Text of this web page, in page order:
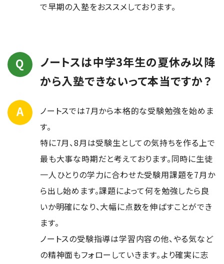
で早期の入塾をおススメしております。
ノートスは中学3年生の夏休み以降
から入塾できないって本当ですか？
ノートスでは7月から本格的な受験勉強を始めま
す。
特に7月、8月は受験生としての気持ちを作る上で
最も大事な時期だと考えております。同時に生徒
一人ひとりの学力に合わせた受験用課題を7月か
ら出し始めます。課題によって何を勉強したら良
いか明確になり、大幅に点数を伸ばすことができ
ます。
ノートスの受験指導は学習内容の他、やる気など
の精神面もフォローしていきます。より確実に志